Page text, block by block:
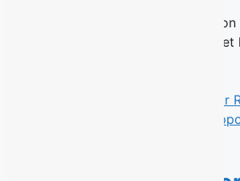
Montréal, le 23 juin 2026 – La
sociale (MIS) a dévoilé les lauréats